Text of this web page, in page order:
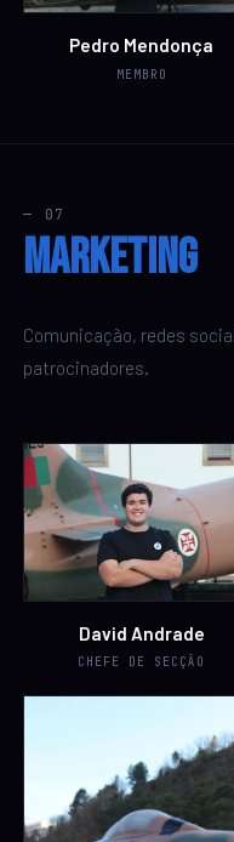
Pedro Mendonça
MEMBRO
— 07
Marketing
Comunicação, redes
patrocinadores.
David Andrade
CHEFE DE SECÇÃO